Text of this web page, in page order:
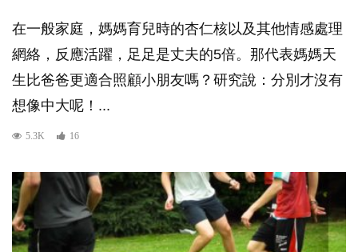
在一般家庭，媽媽育兒時的杏仁核以及其他情感處理
網絡，反應活躍，足足是丈夫的5倍。那代表媽媽天
生比爸爸更適合照顧小朋友嗎？研究說：分別才沒有
想像中大呢！...
5.3K 16